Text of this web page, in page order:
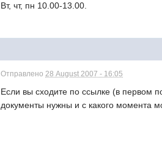
Вт, чт, пн 10.00-13.00.
Отправлено28 August 2007 - 16:05
Если вы сходите по ссылке (в первом
документы нужны и с какого момента